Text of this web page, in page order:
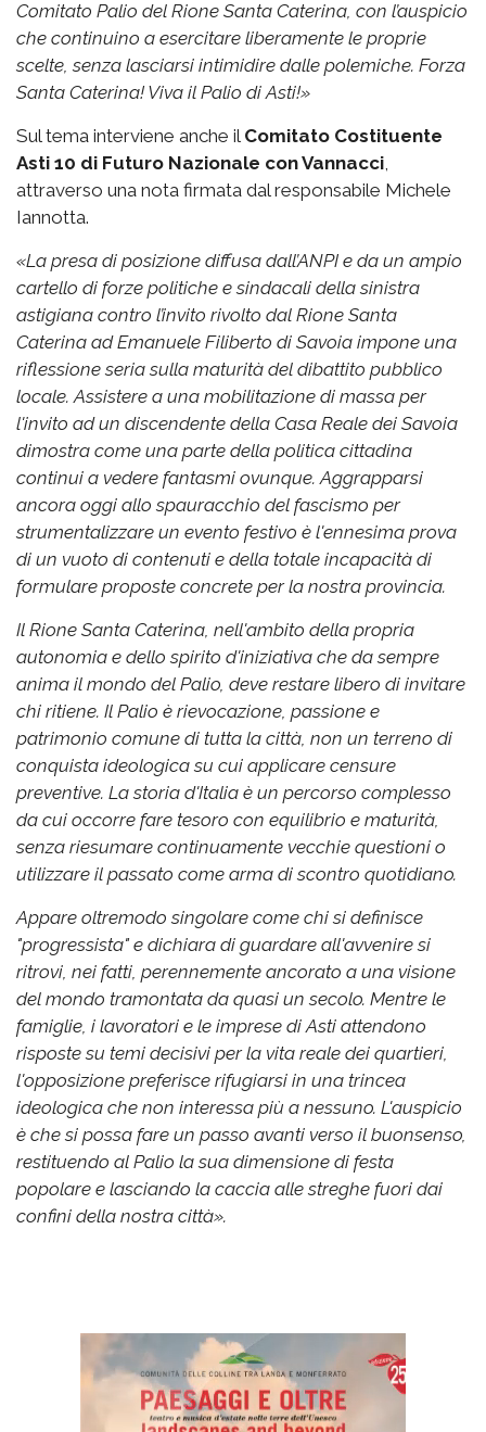
Comitato Palio del Rione Santa Caterina, con l’auspicio
che continuino a esercitare liberamente le proprie
scelte, senza lasciarsi intimidire dalle polemiche. Forza
Santa Caterina! Viva il Palio di Asti!»
Sul tema interviene anche il Comitato Costituente
Asti 10 di Futuro Nazionale con Vannacci,
attraverso una nota firmata dal responsabile Michele
Iannotta.
«La presa di posizione diffusa dall’ANPI e da un ampio
cartello di forze politiche e sindacali della sinistra
astigiana contro l’invito rivolto dal Rione Santa
Caterina ad Emanuele Filiberto di Savoia impone una
riflessione seria sulla maturità del dibattito pubblico
locale. Assistere a una mobilitazione di massa per
l'invito ad un discendente della Casa Reale dei Savoia
dimostra come una parte della politica cittadina
continui a vedere fantasmi ovunque. Aggrapparsi
ancora oggi allo spauracchio del fascismo per
strumentalizzare un evento festivo è l'ennesima prova
di un vuoto di contenuti e della totale incapacità di
formulare proposte concrete per la nostra provincia.
Il Rione Santa Caterina, nell'ambito della propria
autonomia e dello spirito d'iniziativa che da sempre
anima il mondo del Palio, deve restare libero di invitare
chi ritiene. Il Palio è rievocazione, passione e
patrimonio comune di tutta la città, non un terreno di
conquista ideologica su cui applicare censure
preventive. La storia d'Italia è un percorso complesso
da cui occorre fare tesoro con equilibrio e maturità,
senza riesumare continuamente vecchie questioni o
utilizzare il passato come arma di scontro quotidiano.
Appare oltremodo singolare come chi si definisce
"progressista" e dichiara di guardare all'avvenire si
ritrovi, nei fatti, perennemente ancorato a una visione
del mondo tramontata da quasi un secolo. Mentre le
famiglie, i lavoratori e le imprese di Asti attendono
risposte su temi decisivi per la vita reale dei quartieri,
l'opposizione preferisce rifugiarsi in una trincea
ideologica che non interessa più a nessuno. L'auspicio
è che si possa fare un passo avanti verso il buonsenso,
restituendo al Palio la sua dimensione di festa
popolare e lasciando la caccia alle streghe fuori dai
confini della nostra città».